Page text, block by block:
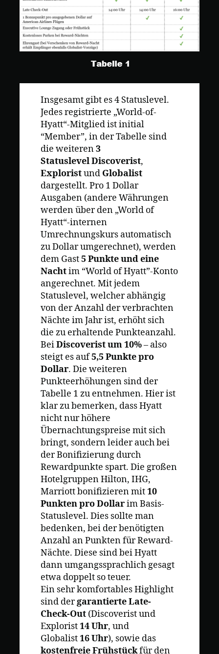
Insgesamt gibt es 4 Statuslevel.
Jedes registrierte „World-of-
Hyatt“-Mitglied ist initial
“Member”, in der Tabelle sind
die weiteren3
StatuslevelDiscoverist,
Exploristund Globalist
dargestellt. Pro 1 Dollar
Ausgaben (andere Währungen
werden über den „World of
Hyatt“-internen
Umrechnungskurs automatisch
zu Dollar umgerechnet), werden
dem Gast5 Punkte und eine
Nachtim “World of Hyatt”-Konto
angerechnet. Mit jedem
Statuslevel, welcher abhängig
von der Anzahl der verbrachten
Nächte im Jahr ist, erhöht sich
die zu erhaltende Punkteanzahl.
BeiDiscoverist um 10%– also
steigt es auf5,5 Punkte pro
Dollar. Die weiteren
Punkteerhöhungen sind der
Tabelle 1 zu entnehmen. Hier ist
klar zu bemerken, dass Hyatt
nicht nur höhere
Übernachtungspreise mit sich
bringt, sondern leider auch bei
der Bonifizierung durch
Rewardpunkte spart. Die großen
Hotelgruppen Hilton, IHG,
Marriott bonifizieren mit10
Punkten pro Dollarim Basis-
Statuslevel. Dies sollte man
bedenken, bei der benötigten
Anzahl an Punkten für Reward-
Nächte. Diese sind bei Hyatt
dann umgangssprachlich gesagt
etwa doppelt so teuer.
Ein sehr komfortables Highlight
sind dergarantierte Late-
Check-Out(Discoverist und
Explorist14 Uhr, und
Globalist16 Uhr), sowie das
kostenfreie Frühstückfür den